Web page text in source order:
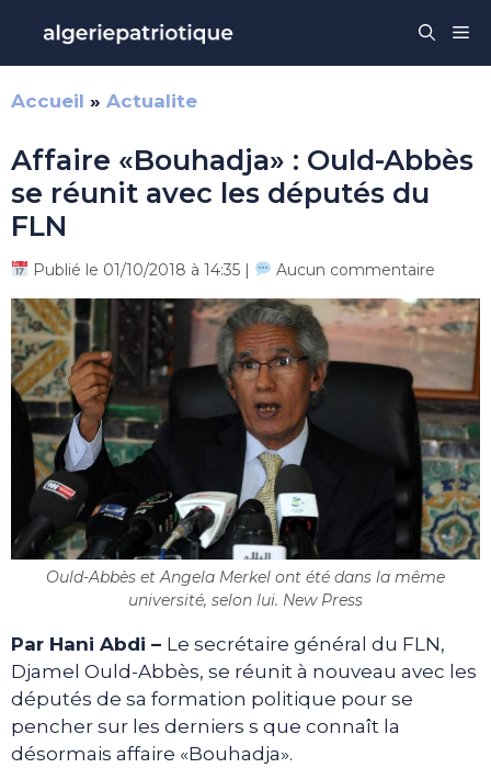
contenu
Accueil » Actualite
Affaire «Bouhadja» : Ould-Abbès
se réunit avec les députés du
FLN
Publié le 01/10/2018 à 14:35 | Aucun commentaire
Ould-Abbès et Angela Merkel ont été dans la même
université, selon lui. New Press
Par Hani Abdi – Le secrétaire général du FLN,
Djamel Ould-Abbès, se réunit à nouveau avec les
députés de sa formation politique pour se
pencher sur les derniers s que connaît la
désormais affaire «Bouhadja».